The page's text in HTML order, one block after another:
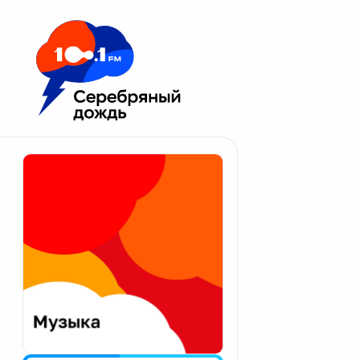
Москва 100.1 FM
Апатиты
Екатеринбург
Калининград
Калуга